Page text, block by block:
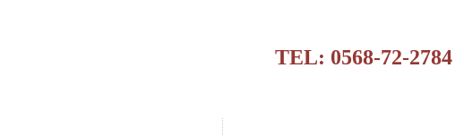
TEL: 0568-72-2784